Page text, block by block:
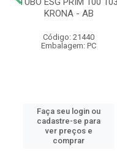
KRONA - AB
Código: 21440
Embalagem: PC
Faça seu login ou
cadastre-se para
ver preços e
comprar